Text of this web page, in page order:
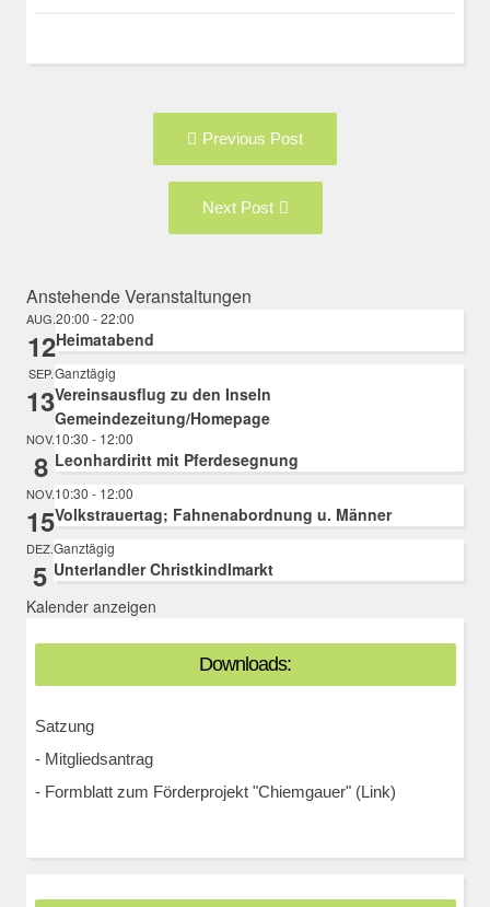
Previous Post
post:
Next Post
Post:
Anstehende Veranstaltungen
AUG.
12
20:00 -22:00
Heimatabend
SEP.
13
Ganztägig
Vereinsausflug zu den Inseln
Gemeindezeitung/Homepage
NOV.
8
10:30 - 12:00
Leonhardiritt mit Pferdesegnung
NOV.
15
10:30 - 12:00
Volkstrauertag; Fahnenabordnung u. Männer
DEZ.
5
Ganztägig
Unterlandler Christkindlmarkt
Kalender anzeigen
Downloads:
Satzung
- Mitgliedsantrag
- Formblatt zum Förderprojekt "Chiemgauer" (Link)